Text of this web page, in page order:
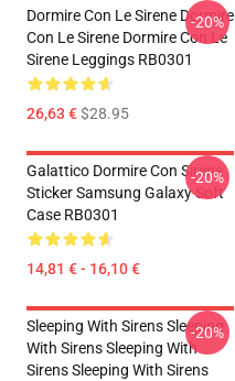
Dormire Con Le Sirene Dormire
Con Le Sirene Dormire Con Le
Sirene Leggings RB0301
26,63 €$28.95
-20%
Galattico Dormire Con Sirene
Sticker Samsung Galaxy Soft
Case RB0301
14,81 € - 16,10 €
-20%
Sleeping With Sirens Sleeping
With Sirens Sleeping With
Sirens Sleeping With Sirens
-20%